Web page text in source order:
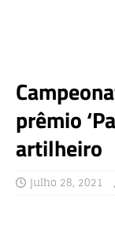
prêmio
artilheiro
julho 28, 2021